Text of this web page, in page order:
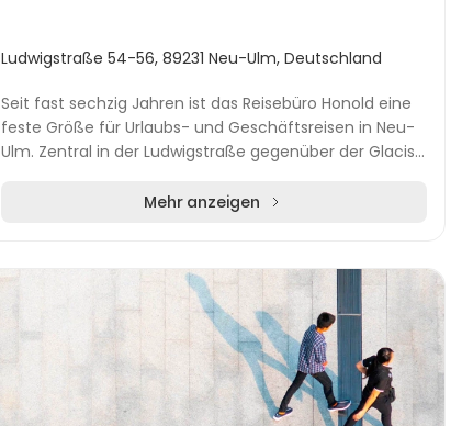
Ludwigstraße 54-56, 89231 Neu-Ulm, Deutschland
Seit fast sechzig Jahren ist das Reisebüro Honold eine
feste Größe für Urlaubs- und Geschäftsreisen in Neu-
Ulm. Zentral in der Ludwigstraße gegenüber der Glacis
Mehr anzeigen